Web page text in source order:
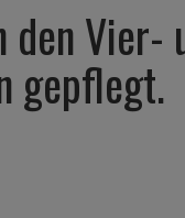
den Vier-
gepflegt.